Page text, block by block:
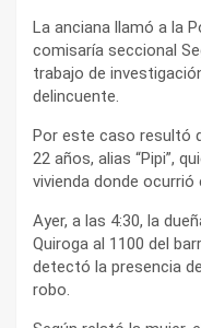
La anciana llamó a la
comisaría seccional
trabajo de
delincuente.
Por este caso resultó
22 años, alias “Pipi”,
vivienda donde ocurrió
Ayer, a las 4:30, la
Quiroga al 1100 del
detectó la presencia
robo.